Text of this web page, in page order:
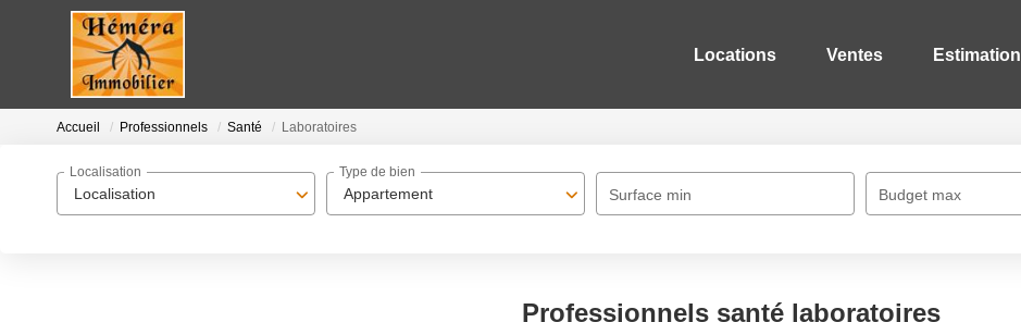
Locations Ventes Estimation
Accueil Professionnels Santé Laboratoires
Localisation
Localisation
Appartement
Type de bien
Surface min Budget max
Professionnels santé laboratoires